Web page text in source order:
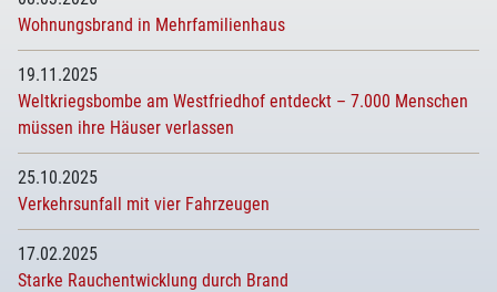
Wohnungsbrand in Mehrfamilienhaus
19.11.2025
Weltkriegsbombe am Westfriedhof entdeckt – 7.000 Menschen
müssen ihre Häuser verlassen
25.10.2025
Verkehrsunfall mit vier Fahrzeugen
17.02.2025
Starke Rauchentwicklung durch Brand